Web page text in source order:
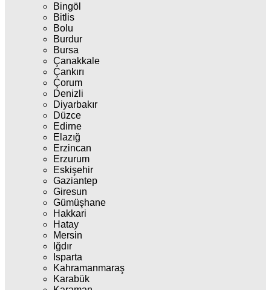
Bingöl
Bitlis
Bolu
Burdur
Bursa
Çanakkale
Çankırı
Çorum
Denizli
Diyarbakır
Düzce
Edirne
Elazığ
Erzincan
Erzurum
Eskişehir
Gaziantep
Giresun
Gümüşhane
Hakkari
Hatay
Mersin
Iğdır
Isparta
Kahramanmaraş
Karabük